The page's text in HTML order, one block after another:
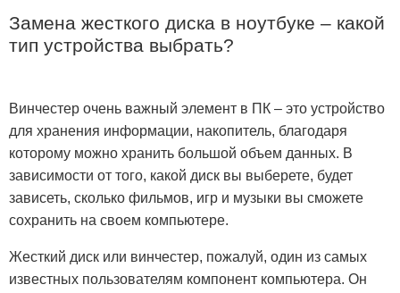
Замена жесткого диска в ноутбуке – какой
тип устройства выбрать?
Винчестер очень важный элемент в ПК – это устройство
для хранения информации, накопитель, благодаря
которому можно хранить большой объем данных. В
зависимости от того, какой диск вы выберете, будет
зависеть, сколько фильмов, игр и музыки вы сможете
сохранить на своем компьютере.
Жесткий диск или винчестер, пожалуй, один из самых
известных пользователям компонент компьютера. Он